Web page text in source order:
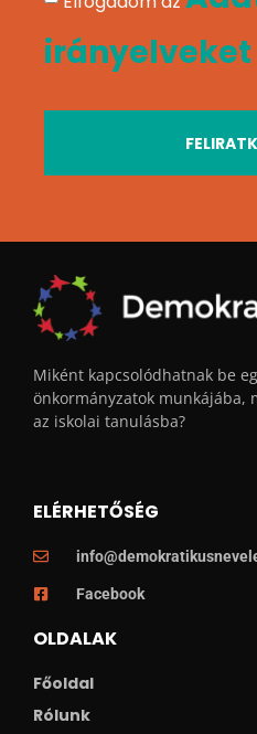
irányelveket
Miként kapcsolódhatnak be
önkormányzatok munkájába,
az iskolai tanulásba?
ELÉRHETŐSÉG
Facebook
OLDALAK
Főoldal
Rólunk